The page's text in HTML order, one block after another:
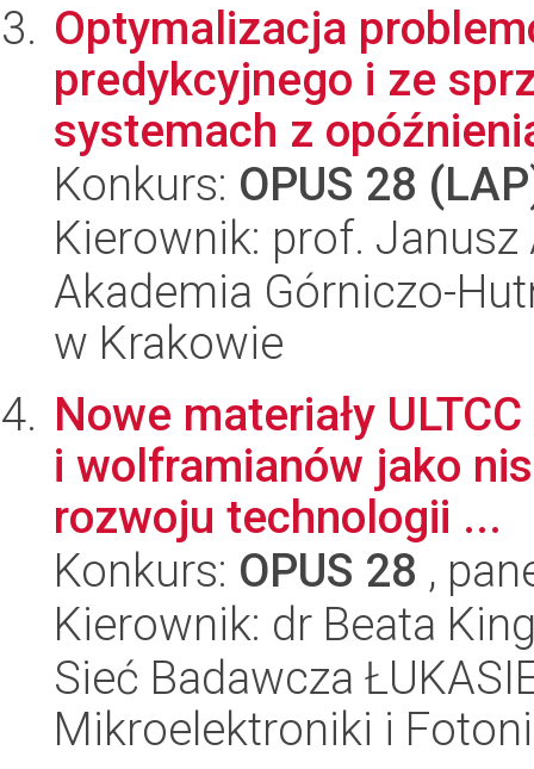
Optymalizacja
predykcyjnego i ze
systemach z
Konkurs: OPUS 28
Kierownik: prof.
Akademia Górniczo-
w Krakowie
Nowe materiały
i wolframianów jako
rozwoju technologii ...
Konkurs: OPUS 28 ,
Kierownik: dr Beata
Sieć Badawcza
Mikroelektroniki i